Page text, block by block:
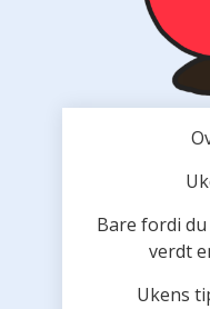
Bare fordi
verdt
Ukens